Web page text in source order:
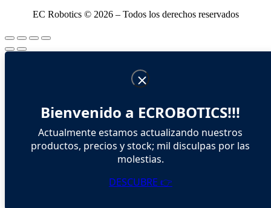
EC Robotics © 2026 – Todos los derechos reservados
Bienvenido a ECROBOTICS!!!
Actualmente estamos actualizando nuestros
productos, precios y stock; mil disculpas por las
molestias.
DESCUBRE 👉